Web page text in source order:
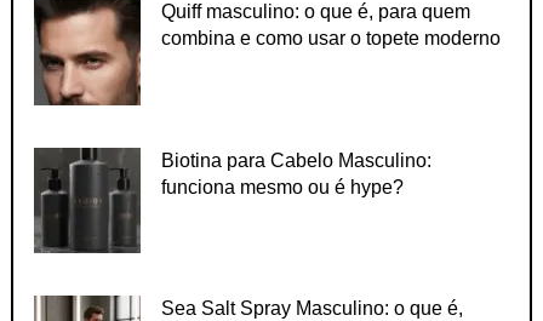
Quiff masculino: o que é, para quem
combina e como usar o topete moderno
Biotina para Cabelo Masculino:
funciona mesmo ou é hype?
Sea Salt Spray Masculino: o que é,